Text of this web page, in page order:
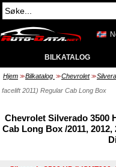
BILKATALOG
Hjem >> Bilkatalog >> Chevrolet >>
facelift 2011) Regular Cab Long Box
Chevrolet Silverado 3500
Cab Long Box /2011,